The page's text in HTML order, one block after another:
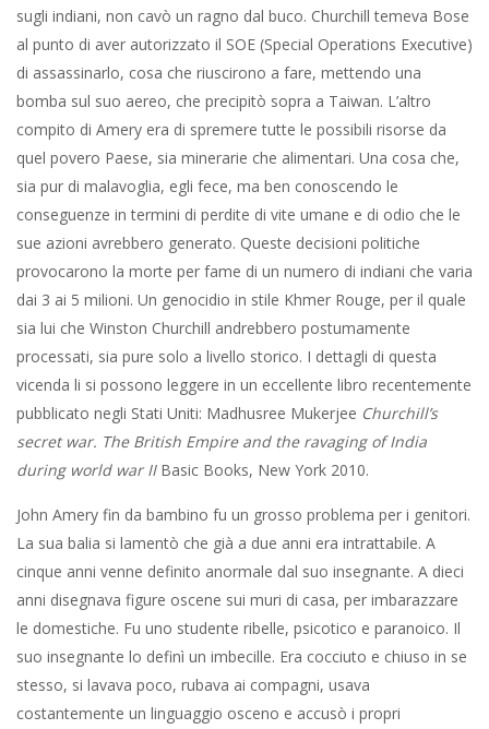
sugli indiani, non cavò un ragno dal buco. Churchill temeva Bose
al punto di aver autorizzato il SOE (Special Operations Executive)
di assassinarlo, cosa che riuscirono a fare, mettendo una
bomba sul suo aereo, che precipitò sopra a Taiwan. L’altro
compito di Amery era di spremere tutte le possibili risorse da
quel povero Paese, sia minerarie che alimentari. Una cosa che,
sia pur di malavoglia, egli fece, ma ben conoscendo le
conseguenze in termini di perdite di vite umane e di odio che le
sue azioni avrebbero generato. Queste decisioni politiche
provocarono la morte per fame di un numero di indiani che varia
dai 3 ai 5 milioni. Un genocidio in stile Khmer Rouge, per il quale
sia lui che Winston Churchill andrebbero postumamente
processati, sia pure solo a livello storico. I dettagli di questa
vicenda li si possono leggere in un eccellente libro recentemente
pubblicato negli Stati Uniti: Madhusree Mukerjee Churchill’s
secret war. The British Empire and the ravaging of India
during world war II Basic Books, New York 2010.
John Amery fin da bambino fu un grosso problema per i genitori.
La sua balia si lamentò che già a due anni era intrattabile. A
cinque anni venne definito anormale dal suo insegnante. A dieci
anni disegnava figure oscene sui muri di casa, per imbarazzare
le domestiche. Fu uno studente ribelle, psicotico e paranoico. Il
suo insegnante lo definì un imbecille. Era cocciuto e chiuso in se
stesso, si lavava poco, rubava ai compagni, usava
costantemente un linguaggio osceno e accusò i propri